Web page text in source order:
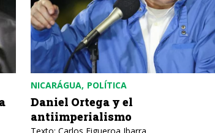
NICARÁGUA POLÍTICA
Daniel Ortega y el
antiimperialismo